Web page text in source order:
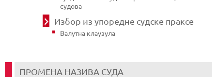
судова
Избор из упоредне судске праксе
Валутна клаузула
ПРОМЕНА НАЗИВА СУДА